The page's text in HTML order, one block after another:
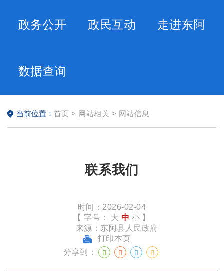
政务公开 政民互动 走进东阿
数据查询
当前位置： 首页 > 网站相关 > 网站信息
联系我们
时间：2026-02-04
【 字号： 大 中 小】
来源：东阿县人民政府
打印本页
分享到：